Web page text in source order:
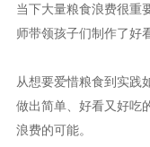
当下大量粮食浪费很重
师带领孩子们制作了好
从想要爱惜粮食到实践
做出简单、好看又好吃
浪费的可能。